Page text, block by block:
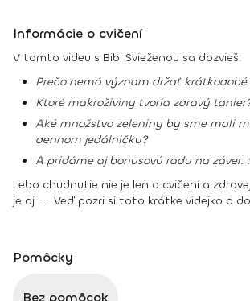
Informácie o cvičení
V tomto videu s Bibi Svieženou sa dozvieš:
Prečo nemá význam držať
Ktoré makroživiny tvoria zdravý
Aké množstvo zeleniny by sme mali
dennom jedálničku?
A pridáme aj bonusovú radu na záver.
Lebo chudnutie nie je len o cvičení a
je aj .... Veď pozri si toto krátke videjko a
Pomôcky
Bez pomôcok